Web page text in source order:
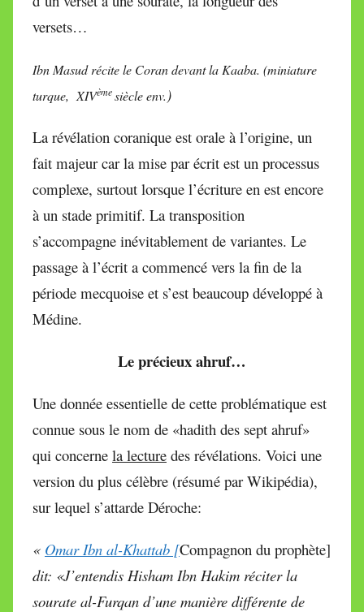
versets…
Ibn Masud récite le Coran devant la Kaaba. (miniature
turque, XIVèmesiècle env. )
La révélation coranique est orale à l’origine, un
fait majeur car la mise par écrit est un processus
complexe, surtout lorsque l’écriture en est encore
à un stade primitif. La transposition
s’accompagne inévitablement de variantes. Le
passage à l’écrit a commencé vers la fin de la
période mecquoise et s’est beaucoup développé à
Médine.
Le précieux ahruf…
Une donnée essentielle de cette problématique est
connue sous le nom de «hadith des sept ahruf»
qui concerne la lecture des révélations. Voici une
version du plus célèbre (résumé par Wikipédia),
sur lequel s’attarde Déroche:
« Omar Ibn al-Khattab [Compagnon du prophète]
dit: «J’entendis Hisham Ibn Hakim réciter la
sourate al-Furqan d’une manière différente de